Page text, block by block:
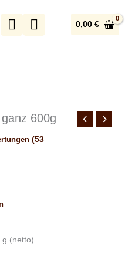
0,00 €
600g
(53
g (netto)